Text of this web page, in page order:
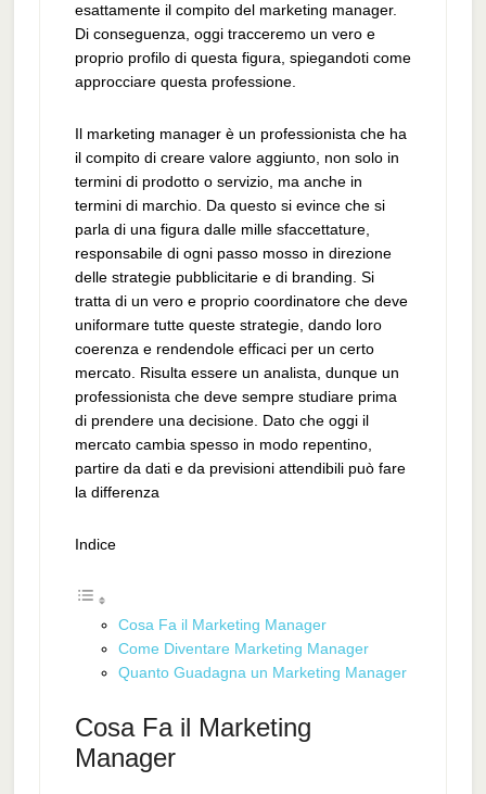
esattamente il compito del marketing manager.
Di conseguenza, oggi tracceremo un vero e
proprio profilo di questa figura, spiegandoti come
approcciare questa professione.
Il marketing manager è un professionista che ha
il compito di creare valore aggiunto, non solo in
termini di prodotto o servizio, ma anche in
termini di marchio. Da questo si evince che si
parla di una figura dalle mille sfaccettature,
responsabile di ogni passo mosso in direzione
delle strategie pubblicitarie e di branding. Si
tratta di un vero e proprio coordinatore che deve
uniformare tutte queste strategie, dando loro
coerenza e rendendole efficaci per un certo
mercato. Risulta essere un analista, dunque un
professionista che deve sempre studiare prima
di prendere una decisione. Dato che oggi il
mercato cambia spesso in modo repentino,
partire da dati e da previsioni attendibili può fare
la differenza
Indice
Cosa Fa il Marketing Manager
Come Diventare Marketing Manager
Quanto Guadagna un Marketing Manager
Cosa Fa il Marketing
Manager